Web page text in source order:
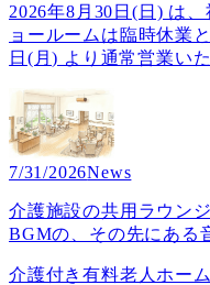
2026年8月30日(日) は
ョールームは臨時休業
日(月) より通常営業い
7/31/2026News
介護施設の共用ラウン
BGMの、その先にある
介護付き有料老人ホー